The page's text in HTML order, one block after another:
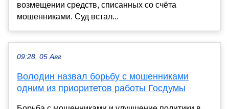
возмещении средств, списанных со счёта
мошенниками. Суд встал...
09:28, 05 Авг
Володин назвал борьбу с мошенниками
одним из приоритетов работы Госдумы